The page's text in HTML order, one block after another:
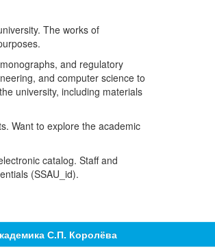
The works of
and regulatory
and computer science to
university, including materials
Want to explore the academic
catalog. Staff and
(SSAU_id).
С.П. Королёва